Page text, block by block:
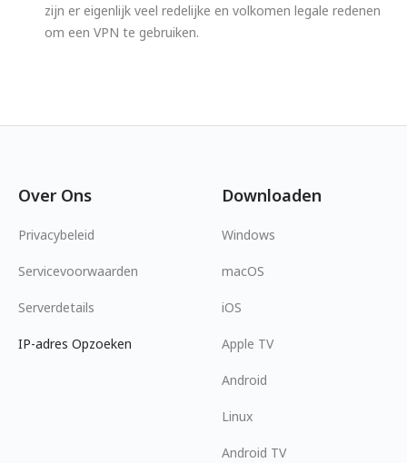
zijn er eigenlijk veel redelijke en volkomen legale redenen
om een VPN te gebruiken.
Over Ons
Privacybeleid
Servicevoorwaarden
Serverdetails
IP-adres Opzoeken
Downloaden
Windows
macOS
iOS
Apple TV
Android
Linux
Android TV